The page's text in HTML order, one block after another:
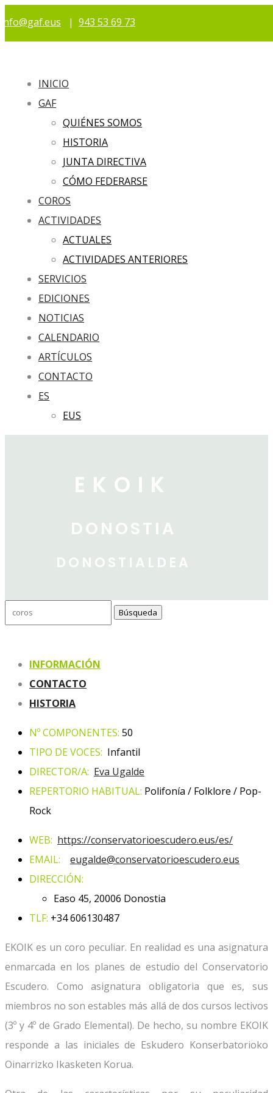
info@gaf.eus | 943 53 69 73
INICIO
GAF
QUIÉNES SOMOS
HISTORIA
JUNTA DIRECTIVA
CÓMO FEDERARSE
COROS
ACTIVIDADES
ACTUALES
ACTIVIDADES ANTERIORES
SERVICIOS
EDICIONES
NOTICIAS
CALENDARIO
ARTÍCULOS
CONTACTO
ES
EUS
EKOIK
DONOSTIA
DONOSTIALDEA
Buscar:
INFORMACIÓN
CONTACTO
HISTORIA
Nº COMPONENTES: 50
TIPO DE VOCES: Infantil
DIRECTOR/A: Eva Ugalde
REPERTORIO HABITUAL: Polifonía / Folklore / Pop-
Rock
WEB: https://conservatorioescudero.eus/es/
EMAIL: eugalde@conservatorioescudero.eus
DIRECCIÓN:
Easo 45, 20006 Donostia
TLF: +34 606130487
EKOIK es un coro peculiar. En realidad es una asignatura
enmarcada en los planes de estudio del Conservatorio
Escudero. Como asignatura obligatoria que es, sus
miembros no son estables más allá de dos cursos lectivos
(3º y 4º de Grado Elemental). De hecho, su nombre EKOIK
responde a las iniciales de Eskudero Konserbatorioko
Oinarrizko Ikasketen Korua.